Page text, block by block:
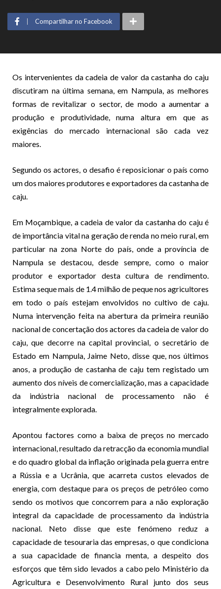
Compartilhar no Facebook
Os intervenientes da cadeia de valor da castanha do caju
discutiram na última semana, em Nampula, as melhores
formas de revitalizar o sector, de modo a aumentar a
produção e produtividade, numa altura em que as
exigências do mercado internacional são cada vez
maiores.
Segundo os actores, o desafio é reposicionar o país como
um dos maiores produtores e exportadores da castanha de
caju.
Em Moçambique, a cadeia de valor da castanha do caju é
de importância vital na geração de renda no meio rural, em
particular na zona Norte do país, onde a província de
Nampula se destacou, desde sempre, como o maior
produtor e exportador desta cultura de rendimento.
Estima seque mais de 1.4 milhão de peque nos agricultores
em todo o país estejam envolvidos no cultivo de caju.
Numa intervenção feita na abertura da primeira reunião
nacional de concertação dos actores da cadeia de valor do
caju, que decorre na capital provincial, o secretário de
Estado em Nampula, Jaime Neto, disse que, nos últimos
anos, a produção de castanha de caju tem registado um
aumento dos níveis de comercialização, mas a capacidade
da indústria nacional de processamento não é
integralmente explorada.
Apontou factores como a baixa de preços no mercado
internacional, resultado da retracção da economia mundial
e do quadro global da inflação originada pela guerra entre
a Rússia e a Ucrânia, que acarreta custos elevados de
energia, com destaque para os preços de petróleo como
sendo os motivos que concorrem para a não exploração
integral da capacidade de processamento da indústria
nacional. Neto disse que este fenómeno reduz a
capacidade de tesouraria das empresas, o que condiciona
a sua capacidade de financia menta, a despeito dos
esforços que têm sido levados a cabo pelo Ministério da
Agricultura e Desenvolvimento Rural junto dos seus